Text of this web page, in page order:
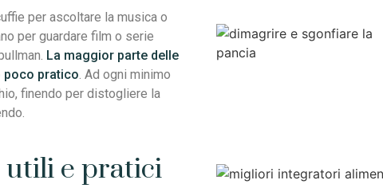
per ascoltare la musica o
per guardare film o serie
La maggior parte delle
poco pratico. Ad ogni minimo
finendo per distogliere la
e pratici